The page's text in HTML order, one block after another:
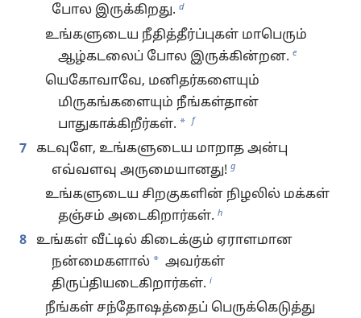
போல இருக்கிறது. d
உங்களுடைய நீதித்தீர்ப்புகள் மாபெரும்
ஆழ்கடலைப் போல இருக்கின்றன. e
யெகோவாவே, மனிதர்களையும்
மிருகங்களையும் நீங்கள்தான்
பாதுகாக்கிறீர்கள். * f
7 கடவுளே, உங்களுடைய மாறாத அன்பு
எவ்வளவு அருமையானது! g
உங்களுடைய சிறகுகளின் நிழலில் மக்கள்
தஞ்சம் அடைகிறார்கள். h
8
உங்கள் வீட்டில் கிடைக்கும் ஏராளமான
நன்மைகளால் * அவர்கள்
திருப்தியடைகிறார்கள். i
நீங்கள் சந்தோஷத்தைப் பெருக்கெடுத்து